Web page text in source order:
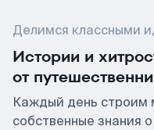
Делимся классными
Истории и
от
Каждый день строим
собственные знания